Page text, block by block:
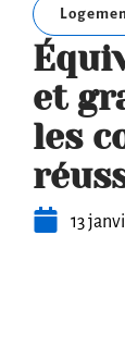
et
les
13